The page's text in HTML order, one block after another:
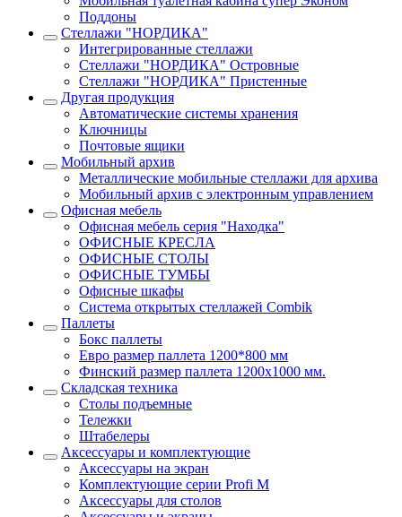
Поддоны
Стеллажи "НОРДИКА"
Интегрированные стеллажи
Стеллажи "НОРДИКА" Островные
Стеллажи "НОРДИКА" Пристенные
Другая продукция
Автоматические системы хранения
Ключницы
Почтовые ящики
Мобильный архив
Металлические мобильные стеллажи для архива
Мобильный архив с электронным управлением
Офисная мебель
Офисная мебель серия "Находка"
ОФИСНЫЕ КРЕСЛА
ОФИСНЫЕ СТОЛЫ
ОФИСНЫЕ ТУМБЫ
Офисные шкафы
Система открытых стеллажей Combik
Паллеты
Бокс паллеты
Евро размер паллета 1200*800 мм
Финский размер паллета 1200х1000 мм.
Складская техника
Столы подъемные
Тележки
Штабелеры
Аксессуары и комплектующие
Аксессуары на экран
Комплектующие серии Profi M
Аксессуары для столов